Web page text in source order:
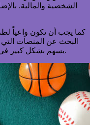
الشخصية والمالية.
كما يجب أن تكون واعياً
البحث عن المنصات
يسهم بشكل كبير في ضمان تجربة مراهنة خالية من المتاعب.